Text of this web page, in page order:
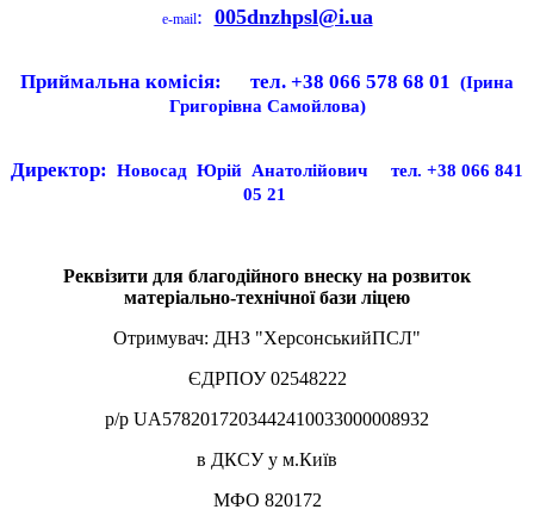
e-mail: 005dnzhpsl@i.ua
Приймальна комісія: тел. +38 066 578 68 01 (Ірина
Григорівна Самойлова)
Директор: Новосад Юрій Анатолійович
тел. +38 066 841
05 21
Реквізити для благодійного внеску на розвиток
матеріально-технічної бази ліцею
Отримувач: ДНЗ "ХерсонськийПСЛ"
ЄДРПОУ 02548222
р/р UA5782017203442410033000008932
в ДКСУ у м.Київ
МФО 820172